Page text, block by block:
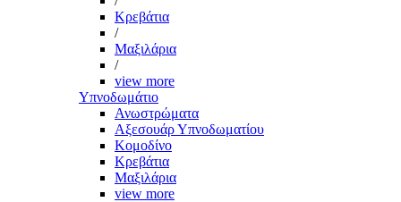
Κρεβάτια
/
Μαξιλάρια
/
view more
Υπνοδωμάτιο
Ανωστρώματα
Αξεσουάρ Υπνοδωματίου
Κομοδίνο
Κρεβάτια
Μαξιλάρια
view more